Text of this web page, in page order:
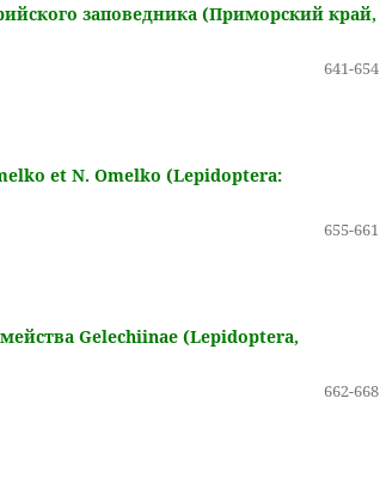
заповедника (Приморский край,
641-654
et N. Omelko (Lepidoptera:
655-661
Gelechiinae (Lepidoptera,
662-668